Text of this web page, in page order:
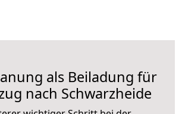
als Beiladung für
nach Schwarzheide